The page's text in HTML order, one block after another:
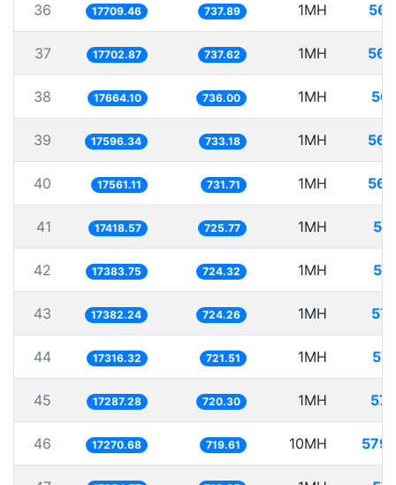
36 17709.46 737.89 1MH
37 17702.87 737.62 1MH
38 17664.10 736.00 1MH
39 17596.34 733.18 1MH
40 17561.11 731.71 1MH
41 17418.57 725.77 1MH
42 17383.75 724.32 1MH
43 17382.24 724.26 1MH
44 17316.32 721.51 1MH
45 17287.28 720.30 1MH
46 17270.68 719.61 10MH